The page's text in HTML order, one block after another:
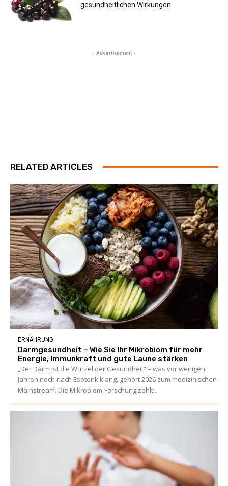
gesundheitlichen Wirkungen
- Advertisement -
RELATED ARTICLES
ERNÄHRUNG
Darmgesundheit – Wie Sie Ihr Mikrobiom für mehr
Energie, Immunkraft und gute Laune stärken
„Der Darm ist die Wurzel der Gesundheit“ – was vor wenigen
Jahren noch nach Esoterik klang, gehört 2026 zum medizinischen
Mainstream. Die Mikrobiom-Forschung zählt...